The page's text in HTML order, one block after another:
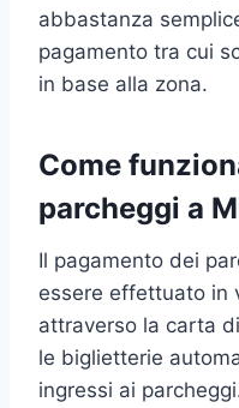
abbastanza
pagamento tra cui
in base alla zona.
Come
parcheggi a
Il pagamento dei
essere effettuato in
attraverso la carta
le biglietterie
ingressi ai